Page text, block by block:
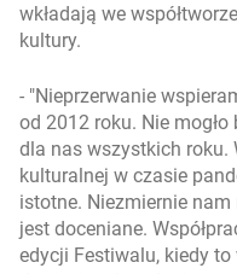
wkładają we
kultury.
- Nieprzerwanie
od 2012 roku. Nie
dla nas wszystkich roku.
kulturalnej w czasie
istotne. Niezmiernie nam
jest doceniane.
edycji Festiwalu, kiedy to